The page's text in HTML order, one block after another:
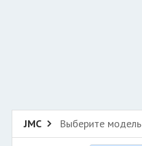
JMC Выберите модель